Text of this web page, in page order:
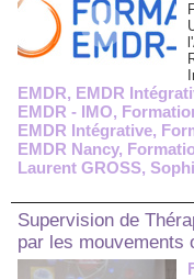
EMDR, EMDR
EMDR - IMO,
EMDR Intégrative,
EMDR Nancy,
Laurent GROSS,
Supervision de
par les mouvements